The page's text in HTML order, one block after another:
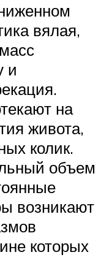
вялая,
и
на
живота,
колик.
объем
возникают
которых